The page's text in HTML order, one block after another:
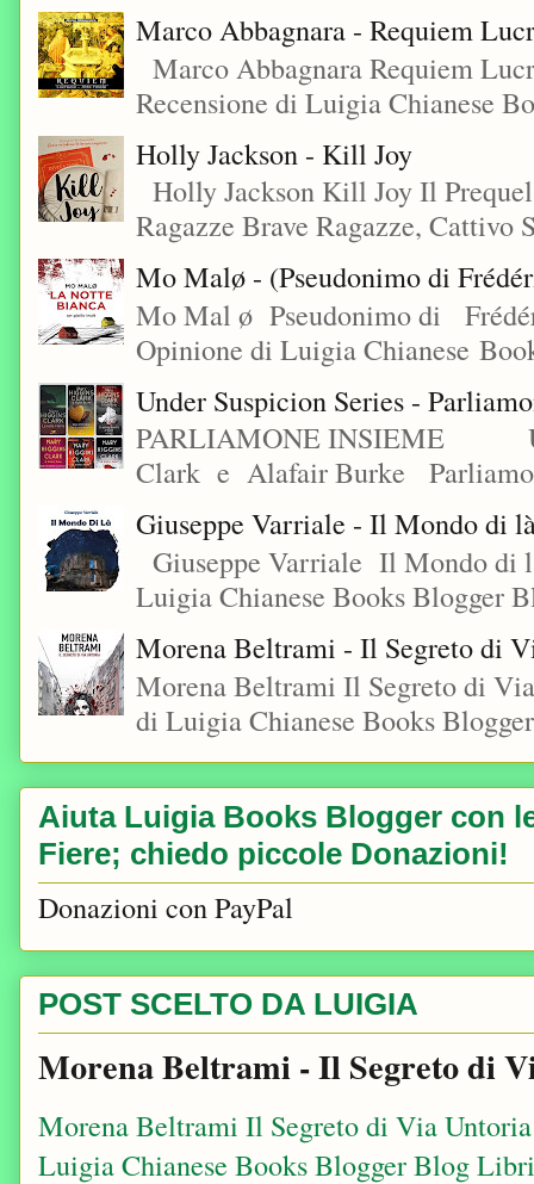
Marco Abbagnara - Requiem
Marco Abbagnara Requiem
Recensione di Luigia Chianese
Holly Jackson - Kill Joy
Holly Jackson Kill Joy Il
Ragazze Brave Ragazze, Cattivo
Mo Malø - (Pseudonimo di
Mo Mal ø Pseudonimo di
Opinione di Luigia Chianese
Under Suspicion Series -
PARLIAMONE INSIEME
Clark e Alafair Burke
Giuseppe Varriale - Il Mondo di
Giuseppe Varriale Il Mondo di
Luigia Chianese Books
Morena Beltrami - Il Segreto di
Morena Beltrami Il Segreto di
di Luigia Chianese Books
Aiuta Luigia Books Blogger con
Fiere; chiedo piccole Donazioni!
Donazioni con PayPal
POST SCELTO DA LUIGIA
Morena Beltrami - Il Segreto di
Morena Beltrami Il Segreto di Via
Luigia Chianese Books Blogger Blog